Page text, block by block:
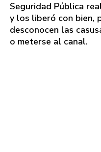
Seguridad Pública
y los liberó con bien,
desconocen las
o meterse al canal.